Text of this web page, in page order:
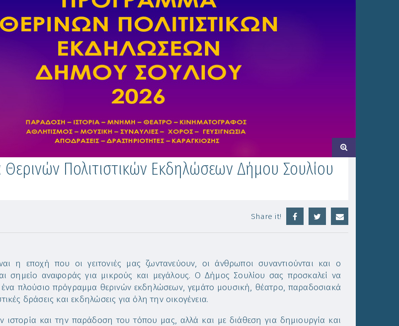
Πολιτιστικών Εκδηλώσεων Δήμου Σουλίου
Share it!
η εποχή που οι γειτονιές μας ζωντανεύουν, οι άνθρωποι συναντιούνται και ο
σημείο αναφοράς για μικρούς και μεγάλους. Ο Δήμος Σουλίου σας προσκαλεί να
ένα πλούσιο πρόγραμμα θερινών εκδηλώσεων, γεμάτο μουσική, θέατρο, παραδοσιακά
δράσεις και εκδηλώσεις για όλη την οικογένεια.
ιστορία και την παράδοση του τόπου μας, αλλά και με διάθεση για δημιουργία και